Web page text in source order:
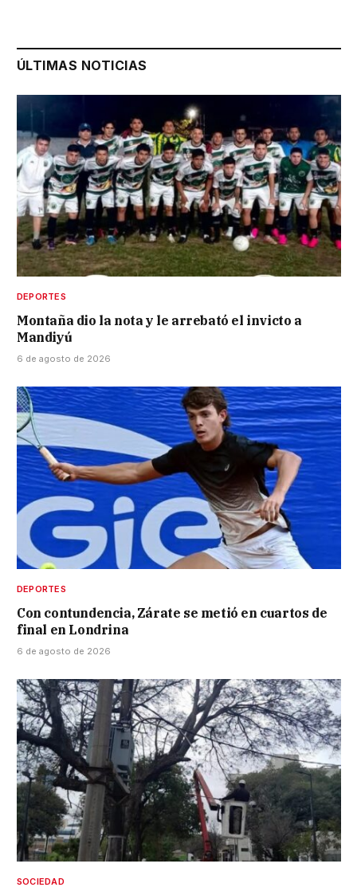
ÚLTIMAS NOTICIAS
DEPORTES
Montaña dio la nota y le arrebató el invicto a
Mandiyú
6 de agosto de 2026
DEPORTES
Con contundencia, Zárate se metió en cuartos de
final en Londrina
6 de agosto de 2026
SOCIEDAD